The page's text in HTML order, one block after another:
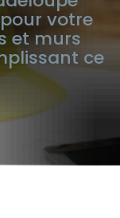
votre
et murs
ce